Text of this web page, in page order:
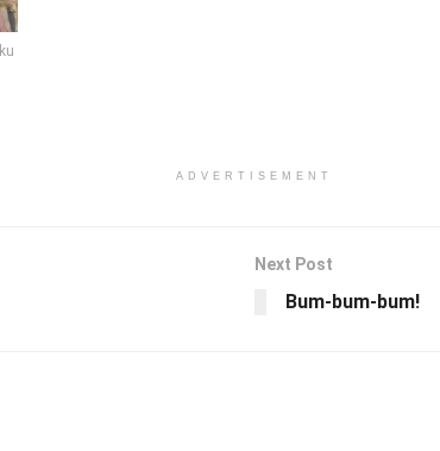
ADVERTISEMENT
Next Post
Bum-bum-bum!